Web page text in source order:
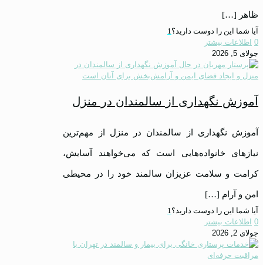
ظاهر […]
آیا شما این را دوست دارید؟1
0 اطلاعات بیشتر
جولای 5, 2026
آموزش نگهداری از سالمندان در منزل
آموزش نگهداری از سالمندان در منزل از مهم‌ترین
نیازهای خانواده‌هایی است که می‌خواهند آسایش،
کرامت و سلامت عزیزان سالمند خود را در محیطی
امن و آرام […]
آیا شما این را دوست دارید؟ 1
0 اطلاعات بیشتر
جولای 2, 2026